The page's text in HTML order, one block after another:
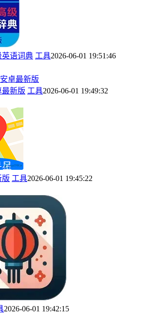
英语词典 工具2026-06-01 19:51:46
最新版 工具2026-06-01 19:49:32
版 工具2026-06-01 19:45:22
2026-06-01 19:42:15